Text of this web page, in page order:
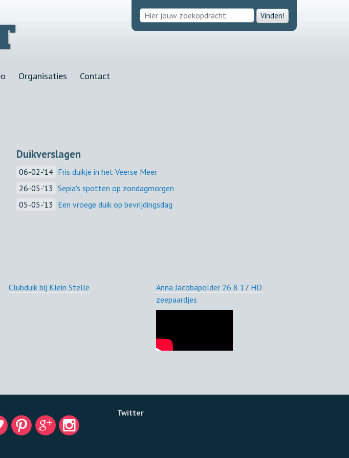
Vinden!
Organisaties Contact
Duikverslagen
06-02-'14 Fris duikje in het Veerse Meer
26-05-'13 Sepia's spotten op zondagmorgen
05-05-'13 Een vroege duik op bevrijdingsdag
Clubduik bij Klein Stelle
Anna Jacobapolder 26 8 17 HD
zeepaardjes
Twitter